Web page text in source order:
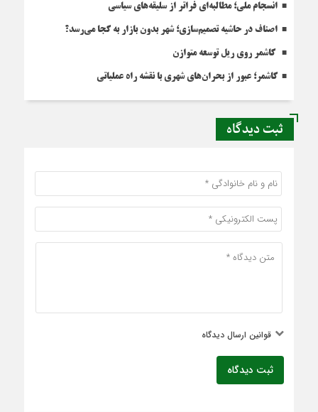
انسجام ملی؛ مطالبه‌ای فراتر از سلیقه‌های سیاسی
اصناف در حاشیه تصمیم‌سازی؛ شهر بدون بازار به کجا می‌رسد؟
کاشمر روی ریل توسعه متوازن
کاشمر؛ عبور از بحران‌های شهری با نقشه راه عملیاتی
ثبت دیدگاه
قوانین ارسال دیدگاه
ثبت دیدگاه